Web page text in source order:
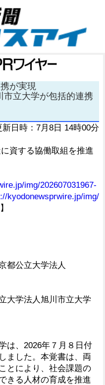
大学連携が実現
大学が包括的連携
新日時：7月8日 14時00分
資する協働取組を推進
img/202607031967-
kyodonewsprwire.jp/img/
】
学法人
川市立大学
は、2026年７月８日付
ました。本覚書は、両
とにより、社会課題の
きる人材の育成を推進